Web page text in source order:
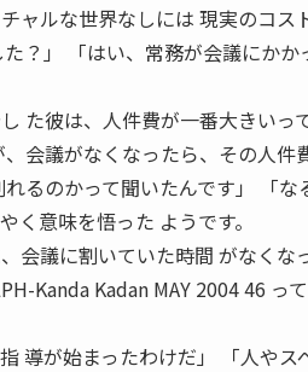
ャルな世界なしには 現実のコス
？」 「はい、常務が会議にか
た彼は、人件費が一番大きいっ
会議がなくなったら、その人
るのかって聞いたんです」 「
く意味を悟った ようです。
会議に割いていた時間 がなく
Kanda Kadan MAY 2004 46 っ
導が始まったわけだ」 「人や